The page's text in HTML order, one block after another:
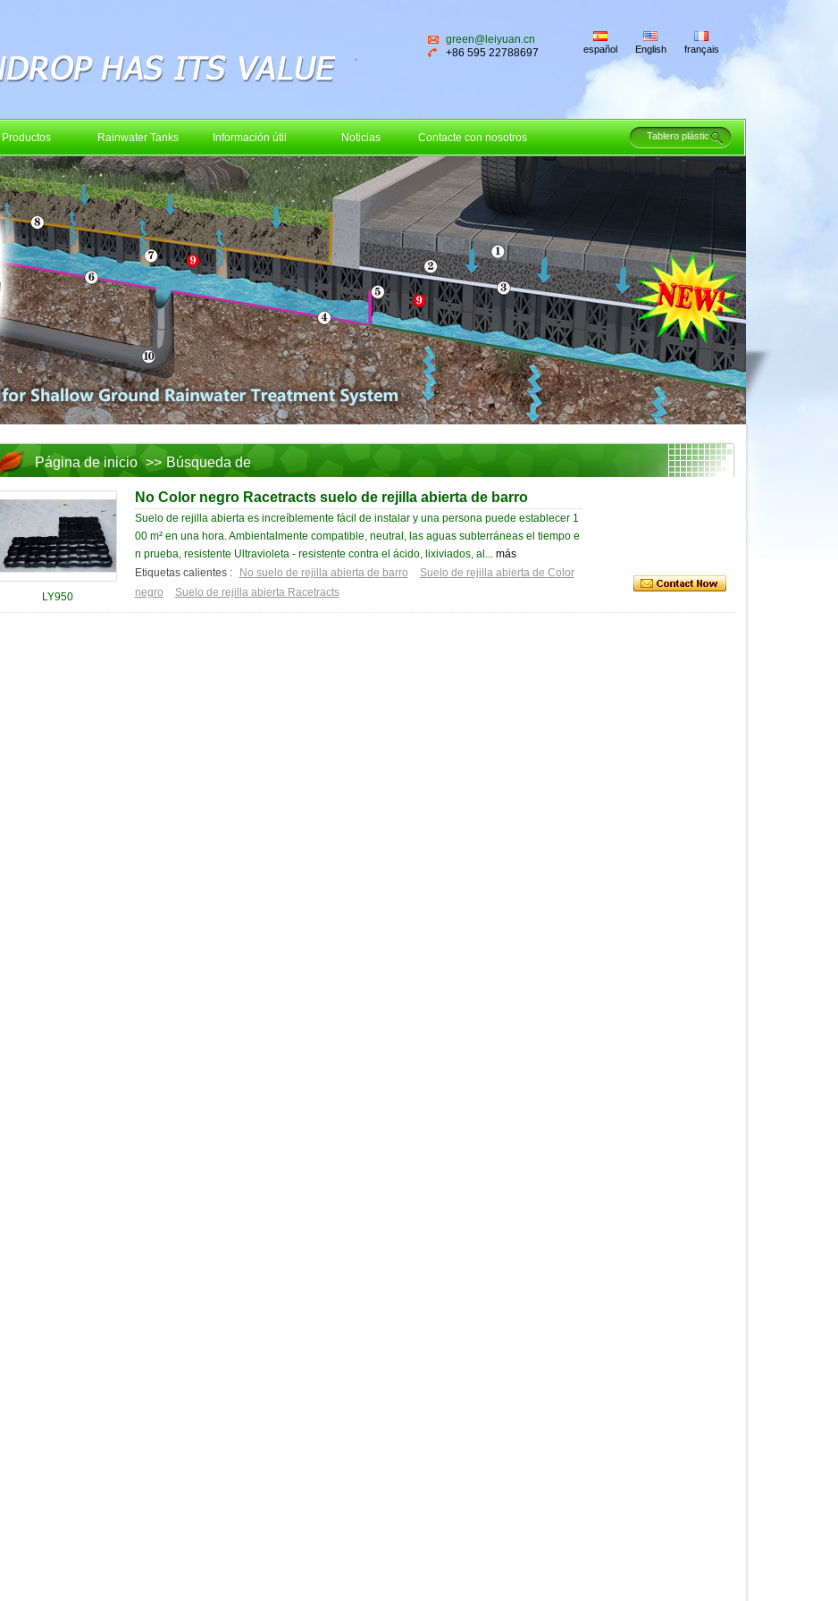
green@leiyuan.cn
+86 595 22788697
español English français
Productos Rainwater Tanks Información útil Noticias Contacte con nosotros
Página de inicio >> Búsqueda de
LY950
No Color negro Racetracts suelo de rejilla abierta de barro
Suelo de rejilla abierta es increíblemente fácil de instalar y una persona puede establecer 1
00 m² en una hora. Ambientalmente compatible, neutral, las aguas subterráneas el tiempo e
n prueba, resistente Ultravioleta - resistente contra el ácido, lixiviados, al... más
Etiquetas calientes :
No suelo de rejilla abierta de barro
Suelo de rejilla abierta de Color
negro
Suelo de rejilla abierta Racetracts